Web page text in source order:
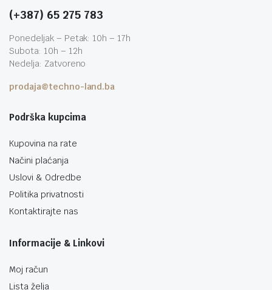
(+387) 65 275 783
Ponedeljak – Petak: 10h – 17h
Subota: 10h – 12h
Nedelja: Zatvoreno
prodaja@techno-land.ba
Podrška kupcima
Kupovina na rate
Načini plaćanja
Uslovi & Odredbe
Politika privatnosti
Kontaktirajte nas
Informacije & Linkovi
Moj račun
Lista želja